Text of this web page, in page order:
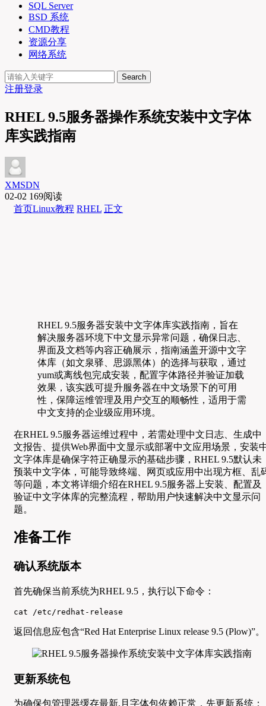
SQL Server
BSD 系统
CMD教程
资源分享
网络系统
Search
注册登录
RHEL 9.5服务器操作系统安装中文字体
库实践指南
XMSDN
02-02 169阅读
首页Linux教程 RHEL 正文
RHEL 9.5服务器安装中文字体库实践指南，旨在
解决服务器环境下中文显示异常问题，确保日志、
界面及文档等内容正确展示，指南涵盖开源中文字
体库（如文泉驿、思源黑体）的选择与获取，通过
yum或离线包完成安装，配置字体路径并验证加载
效果，该实践可提升服务器在中文场景下的可用
性，保障运维管理及用户交互的顺畅性，适用于需
中文支持的企业级应用环境。
在RHEL 9.5服务器运维过程中，若需处理中文日志、生成中
文报告、提供Web界面中文显示或部署中文应用场景，安装
文字体库是确保字符正确显示的基础步骤，RHEL 9.5默认未
预装中文字体，可能导致终端、网页或应用中出现方框、乱
等问题，本文将详细介绍在RHEL 9.5服务器上安装、配置及
验证中文字体库的完整流程，帮助用户快速解决中文显示问
题。
准备工作
确认系统版本
首先确保当前系统为RHEL 9.5，执行以下命令：
cat /etc/redhat-release
返回信息应包含“Red Hat Enterprise Linux release 9.5 (Plow)”。
更新系统包
为确保包管理器缓存最新,且字体包依赖正常，先更新系统：